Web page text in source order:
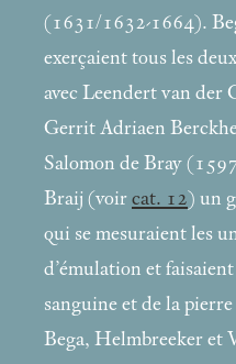
(1631/1632-1664).
exerçaient tous les
avec Leendert van der
Gerrit Adriaen
Salomon de Bray
Braij (voir cat. 12) un
qui se mesuraient les
d’émulation et
sanguine et de la
Bega, Helmbreeker et